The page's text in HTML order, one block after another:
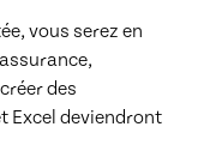
vous serez en
des
Excel deviendront